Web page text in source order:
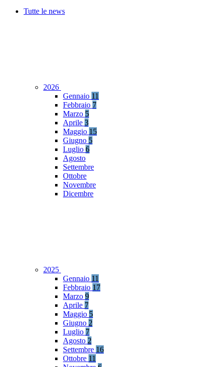
Tutte le news
2026
Gennaio 11
Febbraio 7
Marzo 5
Aprile 3
Maggio 15
Giugno 5
Luglio 6
Agosto
Settembre
Ottobre
Novembre
Dicembre
2025
Gennaio 11
Febbraio 17
Marzo 9
Aprile 7
Maggio 5
Giugno 2
Luglio 7
Agosto 2
Settembre 16
Ottobre 11